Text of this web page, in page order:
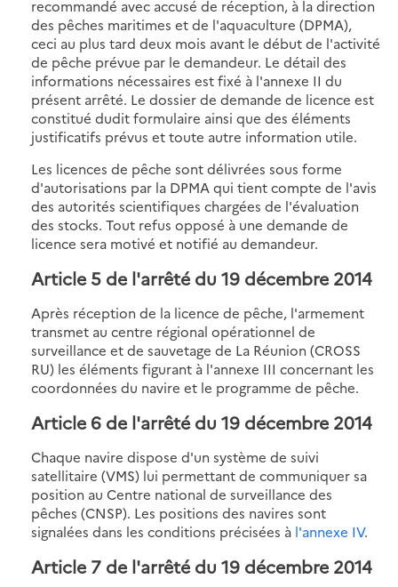
recommandé avec accusé de réception, à la direction
des pêches maritimes et de l'aquaculture (DPMA),
ceci au plus tard deux mois avant le début de l'activité
de pêche prévue par le demandeur. Le détail des
informations nécessaires est fixé à l'annexe II du
présent arrêté. Le dossier de demande de licence est
constitué dudit formulaire ainsi que des éléments
justificatifs prévus et toute autre information utile.
Les licences de pêche sont délivrées sous forme
d'autorisations par la DPMA qui tient compte de l'avis
des autorités scientifiques chargées de l'évaluation
des stocks. Tout refus opposé à une demande de
licence sera motivé et notifié au demandeur.
Article 5 de l'arrêté du 19 décembre 2014
Après réception de la licence de pêche, l'armement
transmet au centre régional opérationnel de
surveillance et de sauvetage de La Réunion (CROSS
RU) les éléments figurant à l'annexe III concernant les
coordonnées du navire et le programme de pêche.
Article 6 de l'arrêté du 19 décembre 2014
Chaque navire dispose d'un système de suivi
satellitaire (VMS) lui permettant de communiquer sa
position au Centre national de surveillance des
pêches (CNSP). Les positions des navires sont
signalées dans les conditions précisées à l'annexe IV.
Article 7 de l'arrêté du 19 décembre 2014